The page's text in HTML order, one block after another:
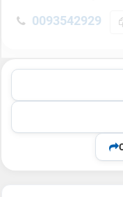
0093542929